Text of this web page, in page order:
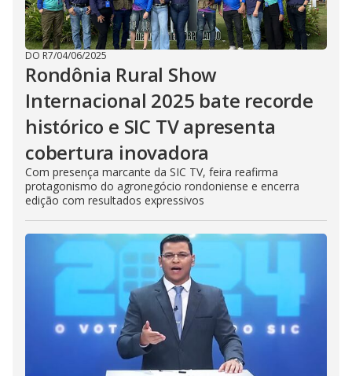
DO R7/04/06/2025
Rondônia Rural Show
Internacional 2025 bate recorde
histórico e SIC TV apresenta
cobertura inovadora
Com presença marcante da SIC TV, feira reafirma
protagonismo do agronegócio rondoniense e encerra
edição com resultados expressivos